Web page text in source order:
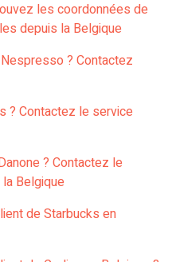
les coordonnées de
depuis la Belgique
? Contactez
? Contactez le service
? Contactez le
Belgique
de Starbucks en